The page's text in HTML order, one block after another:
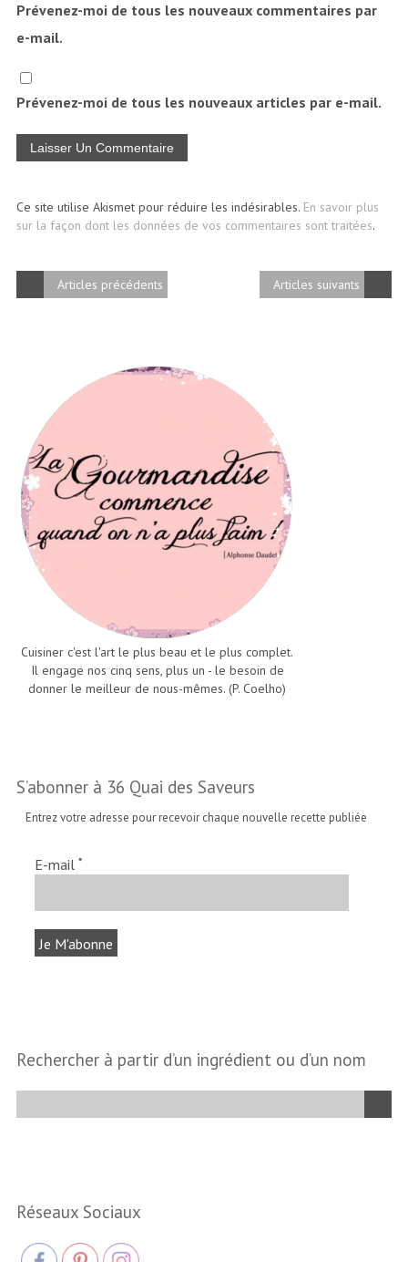
Prévenez-moi de tous les nouveaux commentaires par
e-mail.
Prévenez-moi de tous les nouveaux articles par e-mail.
Ce site utilise Akismet pour réduire les indésirables. En savoir plus
sur la façon dont les données de vos commentaires sont traitées.
Articles suivants
Articles précédents
Cuisiner c'est l'art le plus beau et le plus complet.
Il engage nos cinq sens, plus un - le besoin de
donner le meilleur de nous-mêmes. (P. Coelho)
S’abonner à 36 Quai des Saveurs
Entrez votre adresse pour recevoir chaque nouvelle recette publiée
E-mail *
Rechercher à partir d’un ingrédient ou d’un nom
Réseaux Sociaux